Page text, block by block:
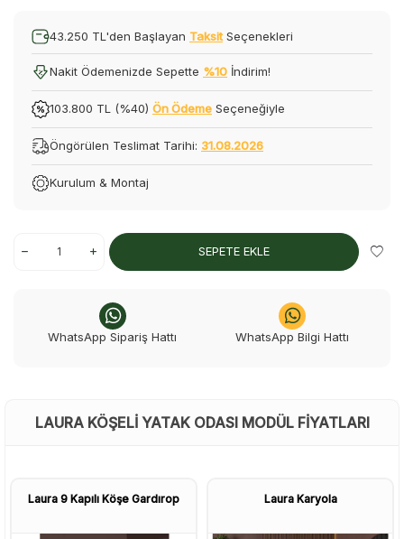
43.250 TL'den Başlayan Taksit Seçenekleri
Nakit Ödemenizde Sepette %10 İndirim!
103.800 TL (%40) Ön Ödeme Seçeneğiyle
Öngörülen Teslimat Tarihi: 31.08.2026
Kurulum & Montaj
SEPETE EKLE
WhatsApp Sipariş Hattı WhatsApp Bilgi Hattı
LAURA KÖŞELI YATAK ODASI MODÜL FIYATLARI
Laura 9 Kapılı Köşe Gardırop Laura Karyola